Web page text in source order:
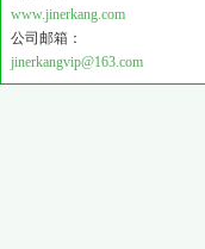
www.jinerkang.com
公司邮箱：
jinerkangvip@163.com